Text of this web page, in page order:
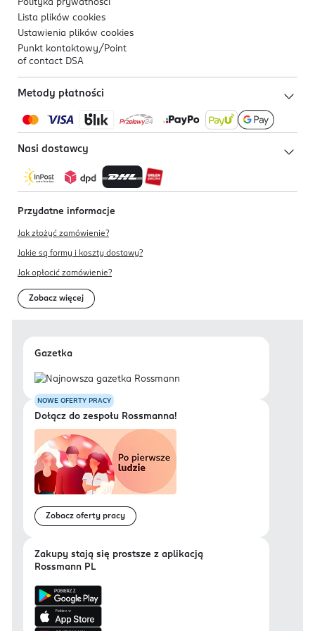
Polityka prywatności
Lista plików cookies
Ustawienia plików cookies
Punkt kontaktowy/ Point
of contact DSA
Metody płatności
Nasi dostawcy
Przydatne informacje
Jak złożyć zamówienie?
Jakie są formy i koszty dostawy?
Jak opłacić zamówienie?
Zobacz więcej
Gazetka
NOWE OFERTY PRACY
Dołącz do zespołu Rossmanna!
Zobacz oferty pracy
Zakupy stają się prostsze z aplikacją
Rossmann PL